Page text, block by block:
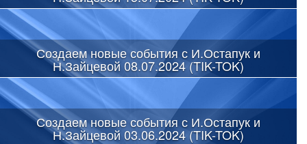
Создаем новые события с И.Остапук и
Н.Зайцевой 08.07.2024 (TIK-TOK)
Создаем новые события с И.Остапук и
Н.Зайцевой 03.06.2024 (TIK-TOK)